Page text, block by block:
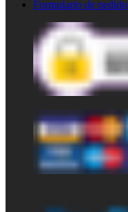
Formulario de pedido